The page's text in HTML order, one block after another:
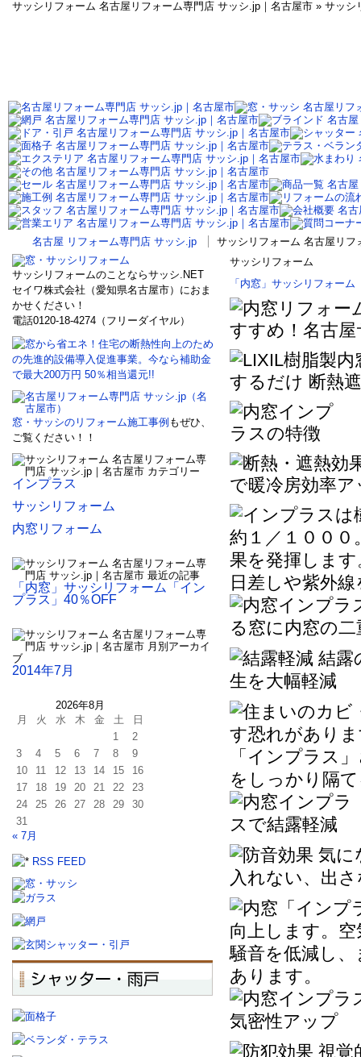
サッシリフォーム 名古屋リフォーム専門店 サッシ.jp｜名古屋市 » サッシ
名古屋 リフォーム専門店 サッシ.jp
サッシリフォーム 名古屋リ
サッシリフォーム
「内窓」サッシリフォー
サッシリフォームのことならサッシ.NET
セイワ株式会社（愛知県名古屋市）におま
かせください！
電話0120-18-4274（フリーダイヤル）
窓・サッシのリフォーム施工事例 もぜひ、
ご覧ください！！
インプラス
サッシリフォーム
内窓リフォーム
「内窓」サッシリフォーム「イン
プラス」40％OFF
2014年7月
2026年8月
月
火 水 木 金 土
日
1
2
3
4 5 6 7 8
9
10
11 12 13 14 15
16
17
18 19 20 21 22
23
24
25 26 27 28 29
30
31
« 7月
RSS FEED